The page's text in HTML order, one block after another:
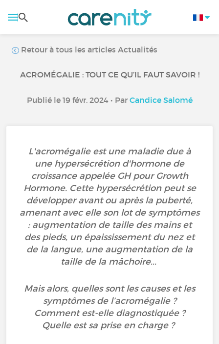
Retour à tous les articles Actualités
ACROMÉGALIE : TOUT CE QU’IL FAUT SAVOIR !
Publié le 19 févr. 2024 • Par Candice Salomé
L'acromégalie est une maladie due à
une hypersécrétion d'hormone de
croissance appelée GH pour Growth
Hormone. Cette hypersécrétion peut se
développer avant ou après la puberté,
amenant avec elle son lot de symptômes
: augmentation de taille des mains et
des pieds, un épaississement du nez et
de la langue, une augmentation de la
taille de la mâchoire...
Mais alors, quelles sont les causes et les
symptômes de l’acromégalie ?
Comment est-elle diagnostiquée ?
Quelle est sa prise en charge ?